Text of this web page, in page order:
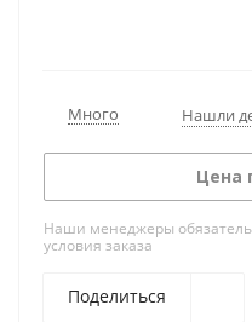
Много Нашли
Цена
Наши менеджеры
условия заказа
Поделиться